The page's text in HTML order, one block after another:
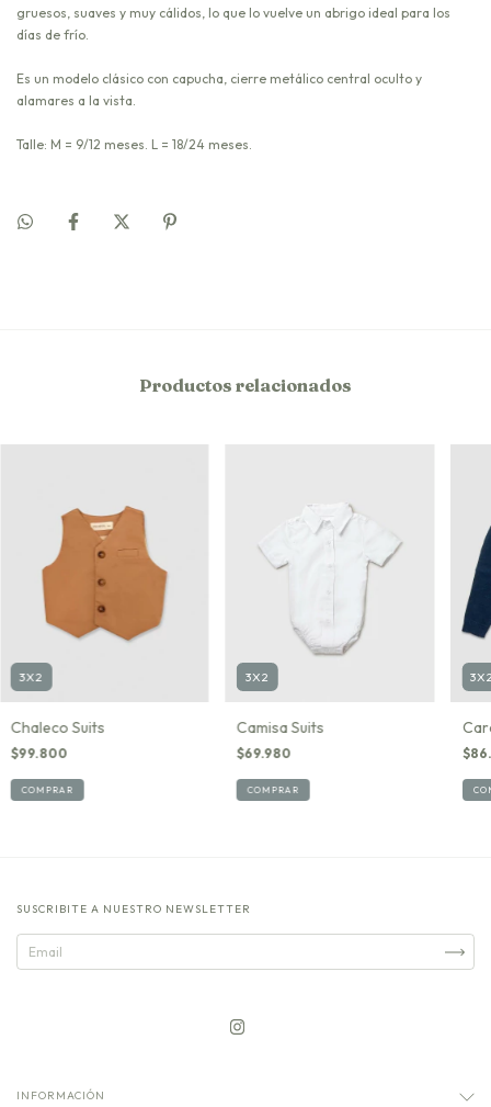
gruesos, suaves y muy cálidos, lo que lo vuelve un abrigo ideal para los
días de frío.
Es un modelo clásico con capucha, cierre metálico central oculto y
alamares a la vista.
Talle: M = 9/12 meses. L = 18/24 meses.
Productos relacionados
3X2
Chaleco Suits
$99.800
COMPRAR
3X2
Camisa Suits
$69.980
COMPRAR
SUSCRIBITE A NUESTRO NEWSLETTER
INFORMACIÓN